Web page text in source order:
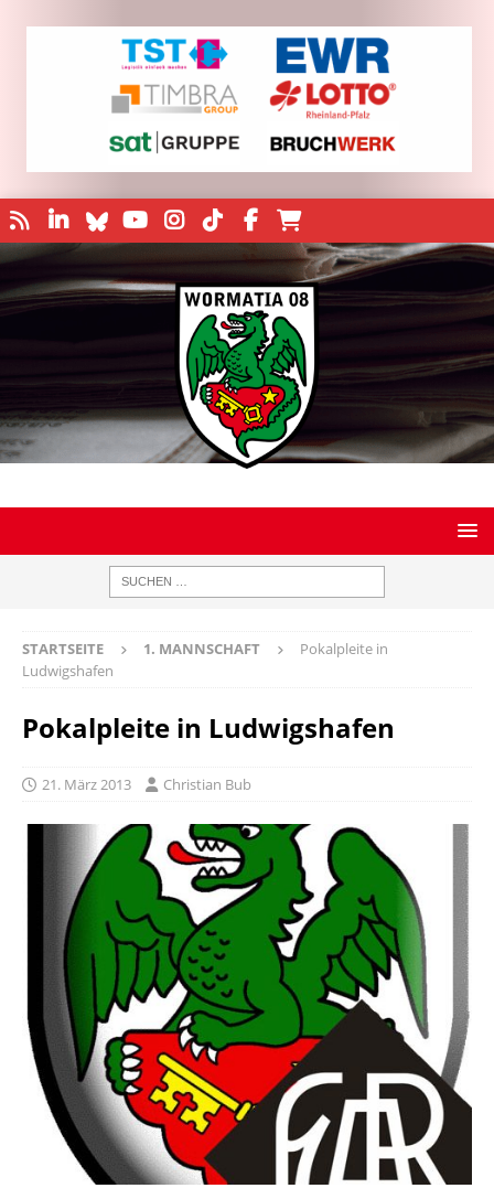
STARTSEITE 1. MANNSCHAFT
Pokalpleite in
Ludwigshafen
Pokalpleite in Ludwigshafen
21. März 2013 Christian Bub